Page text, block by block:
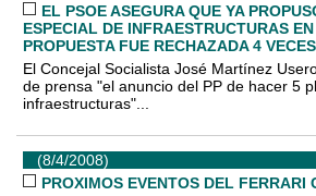
EL PSOE ASEGURA QUE YA
ESPECIAL DE INFRAESTRUCTURAS
PROPUESTA FUE RECHAZADA 4
El Concejal Socialista José Martínez
de prensa "el anuncio del PP de hacer 5
infraestructuras"...
(8/4/2008)
PROXIMOS EVENTOS DEL FERRARI